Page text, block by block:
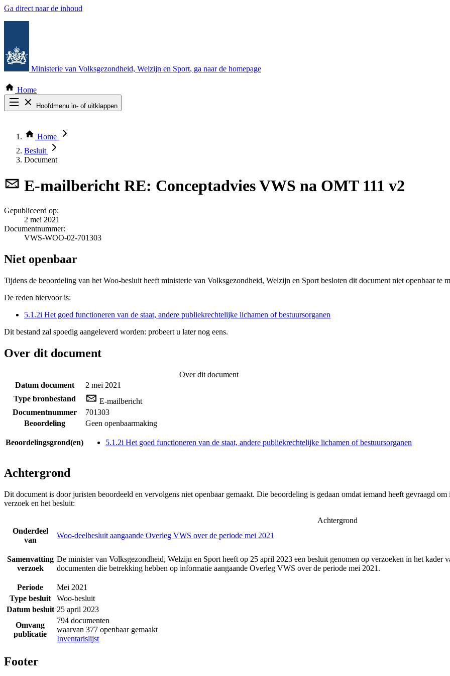
Ga direct naar de inhoud
Ministerie van Volksgezondheid, Welzijn en Sport, ga naar de homepage
Home
Hoofdmenu in- of uitklappen
Thema COVID-19
Bekijk per bestuursorgaan
Home
Besluit
Document
E-mailbericht RE: Conceptadvies VWS na OMT 111 v2
Gepubliceerd op:
2 mei 2021
Documentnummer:
VWS-WOO-02-701303
Niet openbaar
Tijdens de beoordeling van het Woo-besluit heeft ministerie van Volksgezondheid, Welzijn en Sport besloten dit document niet openbaar te
De reden hiervoor is:
5.1.2i Het goed functioneren van de staat, andere publiekrechtelijke lichamen of bestuursorganen
Dit bestand zal spoedig aangeleverd worden: probeert u later nog eens.
Over dit document
Over dit document
Datum document
2 mei 2021
Type bronbestand
E-mailbericht
Documentnummer
701303
Beoordeling
Geen openbaarmaking
Beoordelingsgrond(en) 5.1.2i Het goed functioneren van de staat, andere publiekrechtelijke lichamen of bestuursorganen
Achtergrond
Dit document is door juristen beoordeeld en vervolgens niet openbaar gemaakt. Die beoordeling is gedaan omdat iemand heeft gevraagd
verzoek en het besluit:
Achtergrond
Onderdeel
van
Woo-deelbesluit aangaande Overleg VWS over de periode mei 2021
Samenvatting
verzoek
De minister van Volksgezondheid, Welzijn en Sport heeft op 25 april 2023 een besluit genomen op verzoeken in het kader
documenten die betrekking hebben op informatie aangaande Overleg VWS over de periode mei 2021.
Periode
Mei 2021
Type besluit
Woo-besluit
Datum besluit 25 april 2023
Omvang
publicatie
794 documenten
waarvan 377 openbaar gemaakt
Inventarislijst
Footer